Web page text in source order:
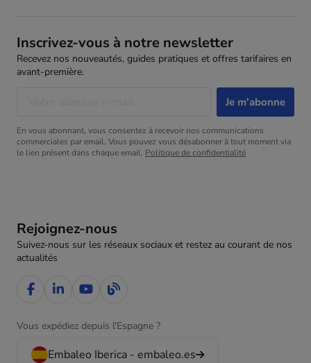
Rejoignez-nous
Suivez-nous sur les réseaux sociaux et restez au courant de nos
actualités
Vous expédiez depuis l'Espagne ?
Embaleo Iberica - embaleo.es
Inscrivez-vous à notre newsletter
Recevez nos nouveautés, guides pratiques et offres tarifaires en
avant-première.
En vous abonnant, vous consentez à recevoir nos communications
commerciales par email. Vous pouvez vous désabonner à tout moment via
le lien présent dans chaque email. Politique de confidentialité